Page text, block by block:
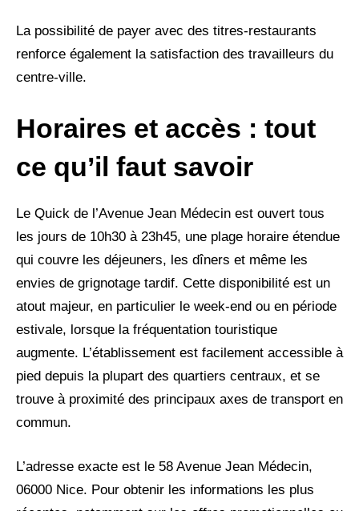
La possibilité de payer avec des titres-restaurants
renforce également la satisfaction des travailleurs du
centre-ville.
Horaires et accès : tout
ce qu’il faut savoir
Le Quick de l’Avenue Jean Médecin est ouvert tous
les jours de 10h30 à 23h45, une plage horaire étendue
qui couvre les déjeuners, les dîners et même les
envies de grignotage tardif. Cette disponibilité est un
atout majeur, en particulier le week-end ou en période
estivale, lorsque la fréquentation touristique
augmente. L’établissement est facilement accessible à
pied depuis la plupart des quartiers centraux, et se
trouve à proximité des principaux axes de transport en
commun.
L’adresse exacte est le 58 Avenue Jean Médecin,
06000 Nice. Pour obtenir les informations les plus